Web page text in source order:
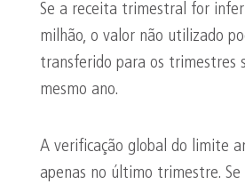
Se a receita trimestral for
milhão, o valor não utilizado
transferido para os trimestres
mesmo ano.
A verificação global do limite
apenas no último trimestre.